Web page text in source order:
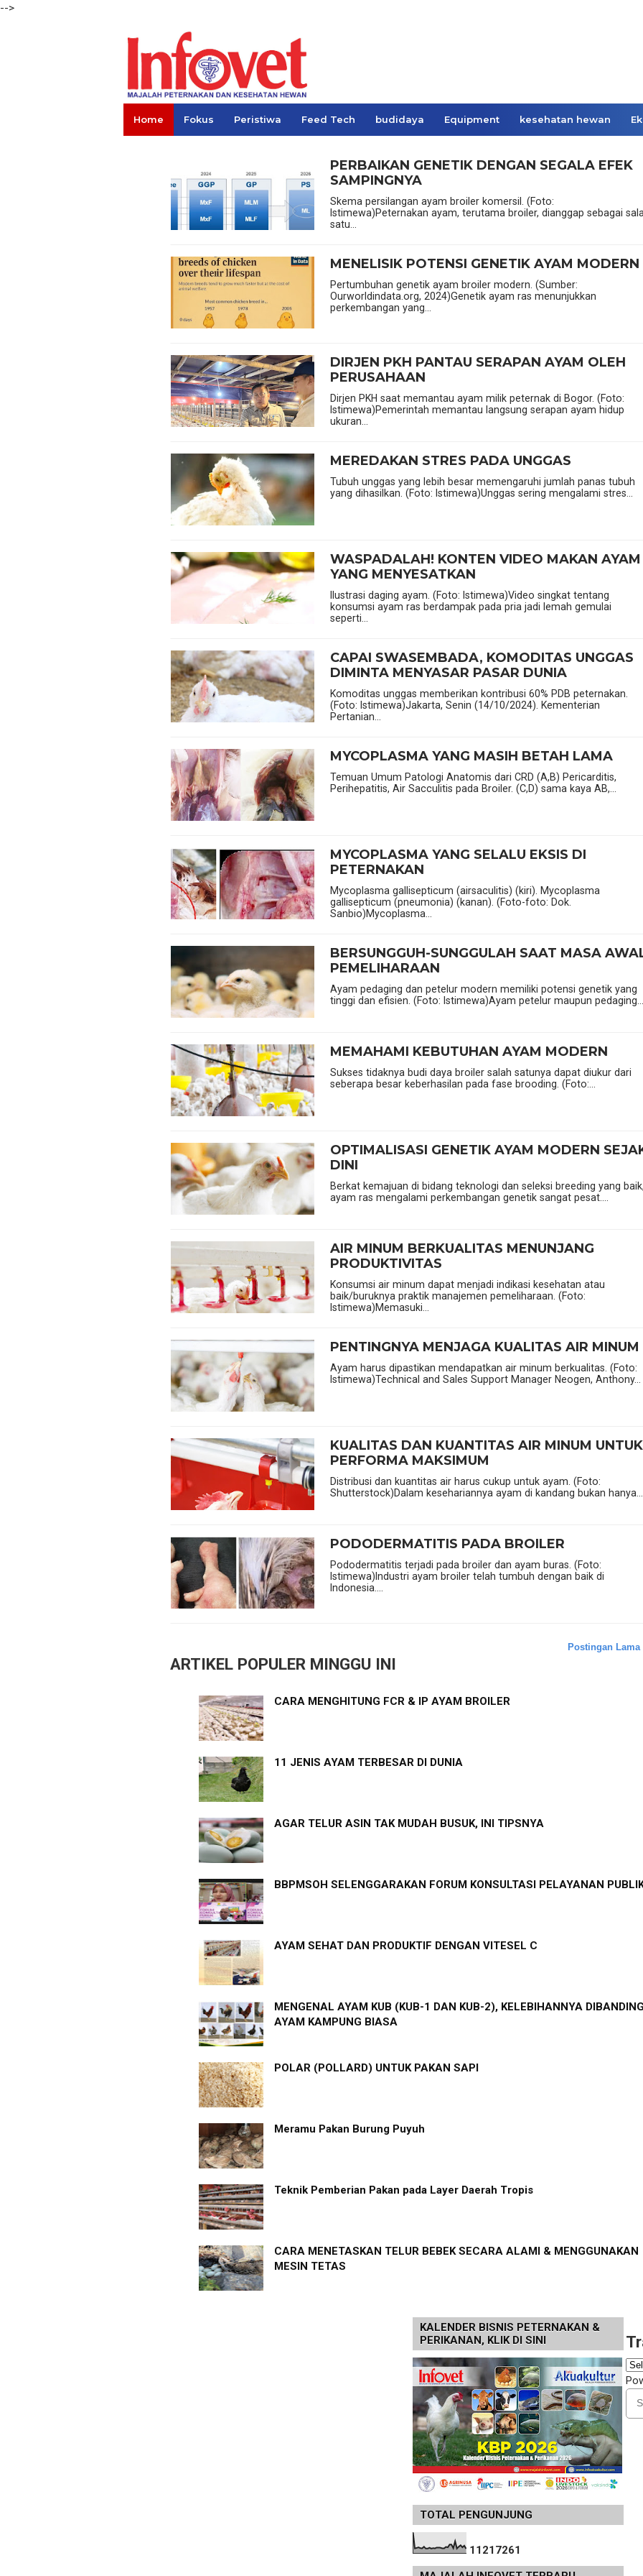
-->
Home Fokus Peristiwa Feed Tech budidaya Equipment kesehatan hewan
PERBAIKAN GENETIK DENGAN SEGALA EFEK
SAMPINGNYA
Skema persilangan ayam broiler komersil. (Foto:
Istimewa)Peternakan ayam, terutama broiler, dianggap sebagai
satu...
MENELISIK POTENSI GENETIK AYAM MODERN
Pertumbuhan genetik ayam broiler modern. (Sumber:
Ourworldindata.org, 2024)Genetik ayam ras menunjukkan
perkembangan yang...
DIRJEN PKH PANTAU SERAPAN AYAM OLEH
PERUSAHAAN
Dirjen PKH saat memantau ayam milik peternak di Bogor. (Foto:
Istimewa)Pemerintah memantau langsung serapan ayam hidup
ukuran...
MEREDAKAN STRES PADA UNGGAS
Tubuh unggas yang lebih besar memengaruhi jumlah panas tubuh
yang dihasilkan. (Foto: Istimewa)Unggas sering mengalami stres...
WASPADALAH! KONTEN VIDEO MAKAN AYAM
YANG MENYESATKAN
Ilustrasi daging ayam. (Foto: Istimewa)Video singkat tentang
konsumsi ayam ras berdampak pada pria jadi lemah gemulai
seperti...
CAPAI SWASEMBADA, KOMODITAS UNGGAS
DIMINTA MENYASAR PASAR DUNIA
Komoditas unggas memberikan kontribusi 60% PDB peternakan.
(Foto: Istimewa)Jakarta, Senin (14/10/2024). Kementerian
Pertanian...
MYCOPLASMA YANG MASIH BETAH LAMA
Temuan Umum Patologi Anatomis dari CRD (A,B) Pericarditis,
Perihepatitis, Air Sacculitis pada Broiler. (C,D) sama kaya AB,...
MYCOPLASMA YANG SELALU EKSIS DI
PETERNAKAN
Mycoplasma gallisepticum (airsaculitis) (kiri). Mycoplasma
gallisepticum (pneumonia) (kanan). (Foto-foto: Dok.
Sanbio)Mycoplasma...
BERSUNGGUH-SUNGGULAH SAAT MASA
PEMELIHARAAN
Ayam pedaging dan petelur modern memiliki potensi genetik yang
tinggi dan efisien. (Foto: Istimewa)Ayam petelur maupun pedaging...
MEMAHAMI KEBUTUHAN AYAM MODERN
Sukses tidaknya budi daya broiler salah satunya dapat diukur dari
seberapa besar keberhasilan pada fase brooding. (Foto:...
OPTIMALISASI GENETIK AYAM MODERN
DINI
Berkat kemajuan di bidang teknologi dan seleksi breeding yang baik,
ayam ras mengalami perkembangan genetik sangat pesat....
AIR MINUM BERKUALITAS MENUNJANG
PRODUKTIVITAS
Konsumsi air minum dapat menjadi indikasi kesehatan atau
baik/buruknya praktik manajemen pemeliharaan. (Foto:
Istimewa)Memasuki...
PENTINGNYA MENJAGA KUALITAS AIR MINUM
Ayam harus dipastikan mendapatkan air minum berkualitas. (Foto:
Istimewa)Technical and Sales Support Manager Neogen, Anthony...
KUALITAS DAN KUANTITAS AIR MINUM UNTUK
PERFORMA MAKSIMUM
Distribusi dan kuantitas air harus cukup untuk ayam. (Foto:
Shutterstock)Dalam kesehariannya ayam di kandang bukan hanya...
PODODERMATITIS PADA BROILER
Pododermatitis terjadi pada broiler dan ayam buras. (Foto:
Istimewa)Industri ayam broiler telah tumbuh dengan baik di
Indonesia....
Postingan Lama
ARTIKEL POPULER MINGGU INI
CARA MENGHITUNG FCR & IP AYAM BROILER
11 JENIS AYAM TERBESAR DI DUNIA
AGAR TELUR ASIN TAK MUDAH BUSUK, INI TIPSNYA
BBPMSOH SELENGGARAKAN FORUM KONSULTASI PELAYANAN
AYAM SEHAT DAN PRODUKTIF DENGAN VITESEL C
MENGENAL AYAM KUB (KUB-1 DAN KUB-2), KELEBIHANNYA DIBANDING
AYAM KAMPUNG BIASA
POLAR (POLLARD) UNTUK PAKAN SAPI
Meramu Pakan Burung Puyuh
Teknik Pemberian Pakan pada Layer Daerah Tropis
CARA MENETASKAN TELUR BEBEK SECARA ALAMI & MENGGUNAKAN
MESIN TETAS
KALENDER BISNIS PETERNAKAN &
PERIKANAN, KLIK DI SINI
TOTAL PENGUNJUNG
1 1 21 7261